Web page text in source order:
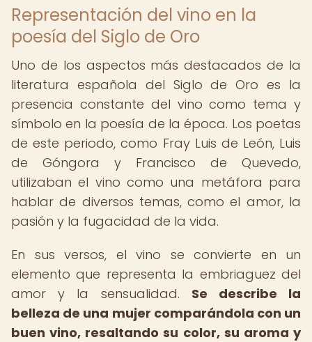
Representación del vino en la
poesía del Siglo de Oro
Uno de los aspectos más destacados de la
literatura española del Siglo de Oro es la
presencia constante del vino como tema y
símbolo en la poesía de la época. Los poetas
de este periodo, como Fray Luis de León, Luis
de Góngora y Francisco de Quevedo,
utilizaban el vino como una metáfora para
hablar de diversos temas, como el amor, la
pasión y la fugacidad de la vida.
En sus versos, el vino se convierte en un
elemento que representa la embriaguez del
amor y la sensualidad. Se describe la
belleza de una mujer comparándola con un
buen vino, resaltando su color, su aroma y